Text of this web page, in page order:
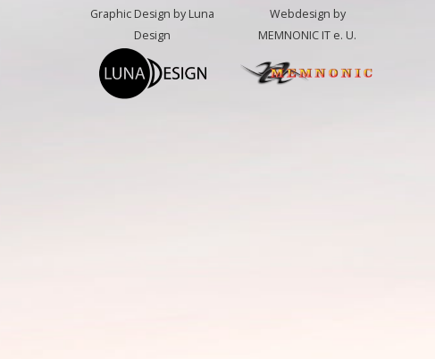
Graphic Design by Luna
Design
Webdesign by
MEMNONIC IT e. U.